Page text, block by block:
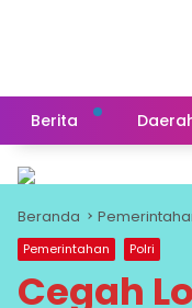
Berita
Beranda
Pemerintahan Polri
Cegah